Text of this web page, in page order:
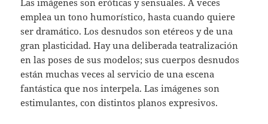
Las imágenes son eróticas y sensuales. A veces
emplea un tono humorístico, hasta cuando quiere
ser dramático. Los desnudos son etéreos y de una
gran plasticidad. Hay una deliberada teatralización
en las poses de sus modelos; sus cuerpos desnudos
están muchas veces al servicio de una escena
fantástica que nos interpela. Las imágenes son
estimulantes, con distintos planos expresivos.